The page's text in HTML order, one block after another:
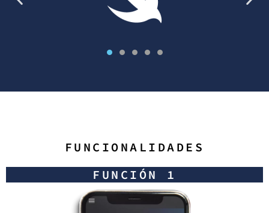
FUNCIONALIDADES
FUNCIÓN 1